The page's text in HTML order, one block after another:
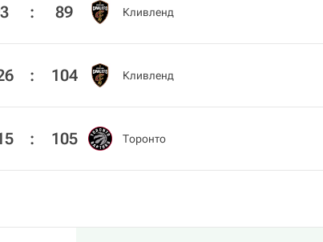
: 89 Кливленд
: 104 Кливленд
: 105 Торонто